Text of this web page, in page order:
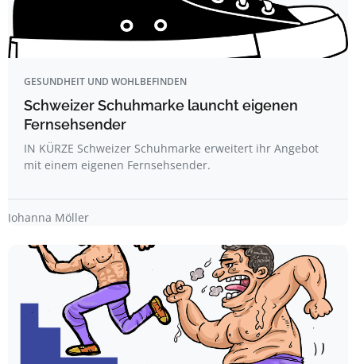
GESUNDHEIT UND WOHLBEFINDEN
Schweizer Schuhmarke launcht eigenen
Fernsehsender
IN KÜRZE Schweizer Schuhmarke erweitert ihr Angebot
mit einem eigenen Fernsehsender.
Johanna Möller